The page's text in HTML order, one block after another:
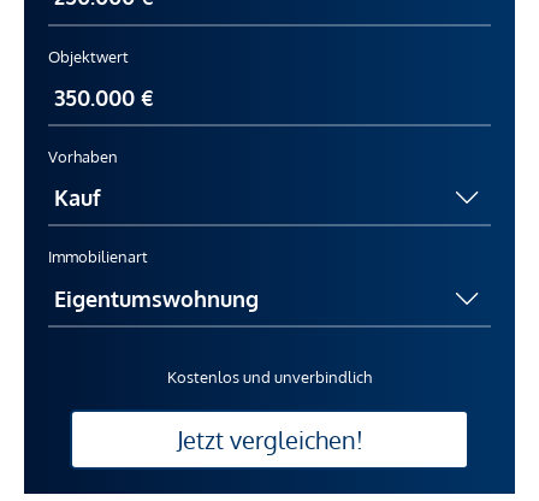
Objektwert
Vorhaben
Immobilienart
Kostenlos und unverbindlich
Jetzt vergleichen!